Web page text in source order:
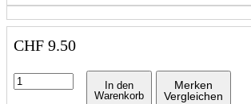
CHF 9.50
In den
Warenkorb
Merken
Vergleichen